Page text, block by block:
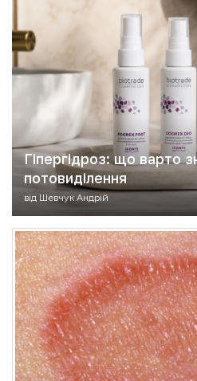
Гіпергідроз: що варто
потовиділення
від Шевчук Андрій